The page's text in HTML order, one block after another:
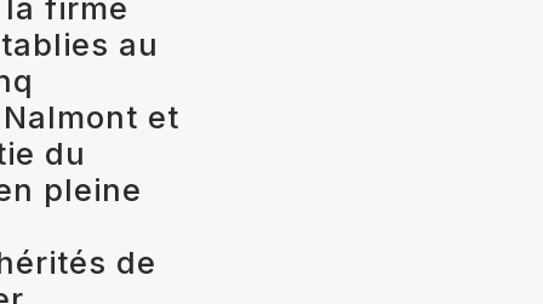
firme
au
et
du
pleine
de